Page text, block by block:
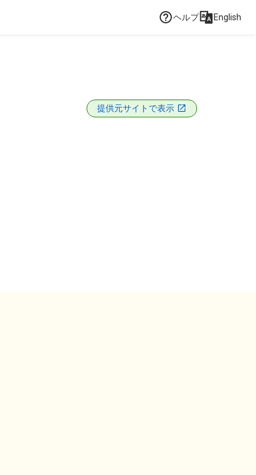
ヘルプ English
提供元サイトで表示